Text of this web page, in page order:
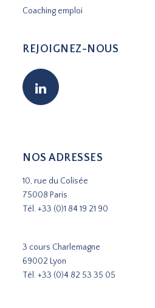
Coaching emploi
REJOIGNEZ-NOUS
NOS ADRESSES
10, rue du Colisée
75008 Paris
Tél.+33 (0)1 84 19 21 90
3 cours Charlemagne
69002 Lyon
Tél.+33 (0)4 82 53 35 05